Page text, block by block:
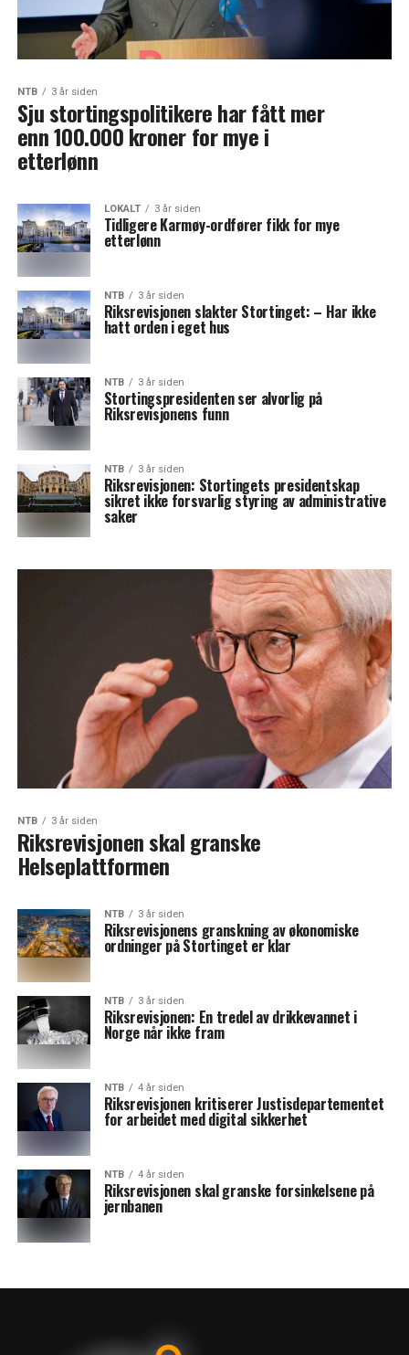
NTB 3 år siden
Sju stortingspolitikere har fått mer
enn 100.000 kroner for mye i
etterlønn
LOKALT 3 år siden
Tidligere Karmøy-ordfører fikk for mye
etterlønn
NTB 3 år siden
Riksrevisjonen slakter Stortinget: – Har ikke
hatt orden i eget hus
NTB 3 år siden
Stortingspresidenten ser alvorlig på
Riksrevisjonens funn
NTB 3 år siden
Riksrevisjonen: Stortingets presidentskap
sikret ikke forsvarlig styring av administrative
saker
NTB 3 år siden
Riksrevisjonen skal granske
Helseplattformen
NTB 3 år siden
Riksrevisjonens granskning av økonomiske
ordninger på Stortinget er klar
NTB 3 år siden
Riksrevisjonen: En tredel av drikkevannet i
Norge når ikke fram
NTB 4 år siden
Riksrevisjonen kritiserer Justisdepartementet
for arbeidet med digital sikkerhet
NTB 4 år siden
Riksrevisjonen skal granske forsinkelsene på
jernbanen